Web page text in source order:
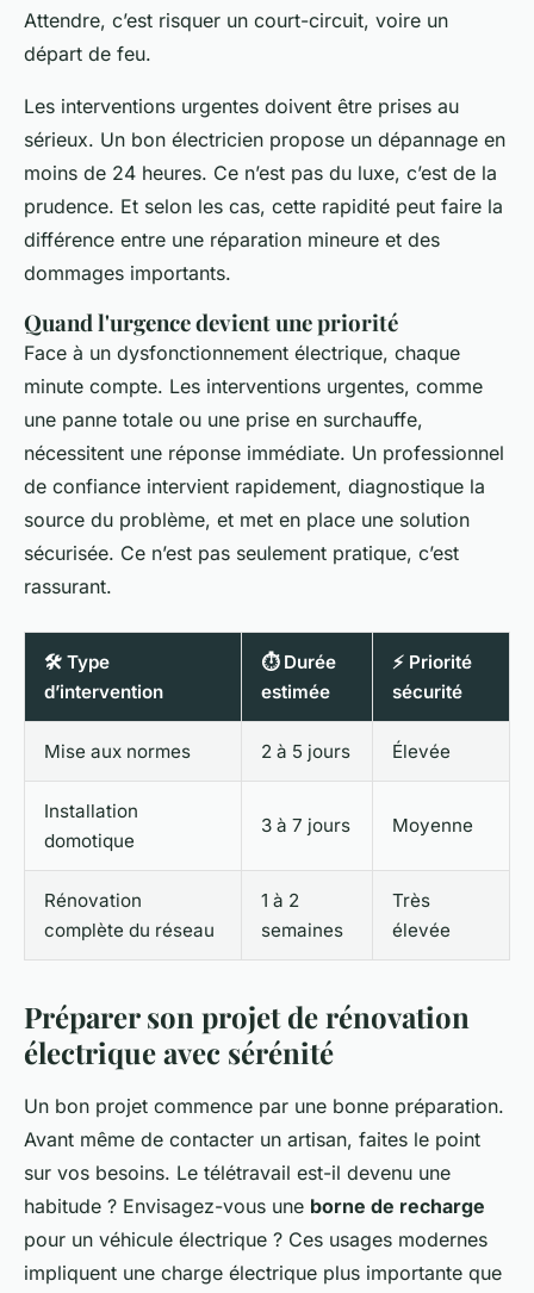
Attendre, c’est risquer un court-circuit, voire un
départ de feu.
Les interventions urgentes doivent être prises au
sérieux. Un bon électricien propose un dépannage en
moins de 24 heures. Ce n’est pas du luxe, c’est de la
prudence. Et selon les cas, cette rapidité peut faire la
différence entre une réparation mineure et des
dommages importants.
Quand l'urgence devient une priorité
Face à un dysfonctionnement électrique, chaque
minute compte. Les interventions urgentes, comme
une panne totale ou une prise en surchauffe,
nécessitent une réponse immédiate. Un professionnel
de confiance intervient rapidement, diagnostique la
source du problème, et met en place une solution
sécurisée. Ce n’est pas seulement pratique, c’est
rassurant.
🛠️ Type
d’intervention
⏱️ Durée
estimée
⚡ Priorité
sécurité
Mise aux normes 2 à 5 jours Élevée
Installation
domotique
3 à 7 jours Moyenne
Rénovation
complète du réseau
1 à 2
semaines
Très
élevée
Préparer son projet de rénovation
électrique avec sérénité
Un bon projet commence par une bonne préparation.
Avant même de contacter un artisan, faites le point
sur vos besoins. Le télétravail est-il devenu une
habitude ? Envisagez-vous une borne de recharge
pour un véhicule électrique ? Ces usages modernes
impliquent une charge électrique plus importante que